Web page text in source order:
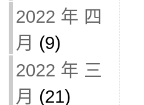
2022 年 四
月 (9)
2022 年 三
月 (21)